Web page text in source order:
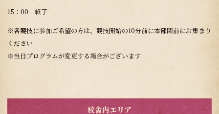
15：00 終了
※各競技に参加ご希望の方は、競技開始の10分前に本部関前にお集まり
ください
※当日プログラムが変更する場合がございます
校舎内エリア